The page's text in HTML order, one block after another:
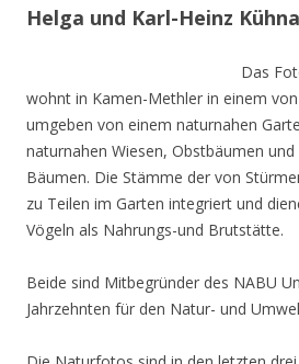
Helga und Karl-Heinz
Das
wohnt in Kamen-Methler in einem
umgeben von einem naturnahen
naturnahen Wiesen, Obstbäumen
Bäumen. Die Stämme der von
zu Teilen im Garten integriert und
Vögeln als Nahrungs-und Brutstätte.
Beide sind Mitbegründer des NABU
Jahrzehnten für den Natur- und